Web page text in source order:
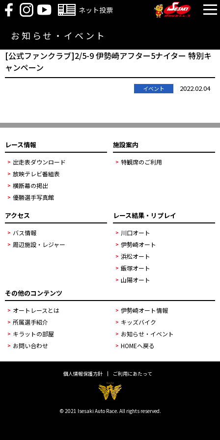
ネット投票
お知らせ・イベント
[公式ファンクラブ]2/5-9 伊勢崎アフター5ナイター 特別キ
ャンペーン
イベント 2022.02.04
レース情報
出走表ダウンロード
放映テレビ番組表
横断幕の掲出
優勝選手写真館
施設案内
特観席のご利用
アクセス
バス情報
周辺施設・レジャー
レース結果・リプレイ
川口オート
伊勢崎オート
浜松オート
飯塚オート
山陽オート
その他のコンテンツ
オートレースとは
伊勢崎オート情報
所属選手紹介
キッズバイク
キラットの部屋
お知らせ・イベント
お問い合わせ
HOMEへ戻る
個人情報保護方針 ご利用にあたって
© 2021 Isesaki Auto Race. All rights reserved.